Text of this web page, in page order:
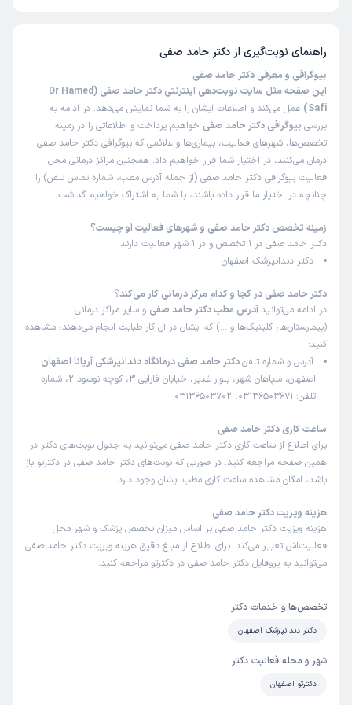
راهنمای نوبت‌گیری از دکتر حامد صفی
بیوگرافی و معرفی دکتر حامد صفی
این صفحه مثل سایت نوبت‌دهی اینترنتی دکتر حامد صفی (Dr Hamed
Safi)
عمل می‌کند و اطلاعات ایشان را به شما نمایش می‌دهد. در ادامه به
بررسی بیوگرافی دکتر حامد صفی خواهیم پرداخت و اطلاعاتی را در زمینه
تخصص‌ها، شهرهای فعالیت، بیماری‌ها و علائمی که بیوگرافی دکتر حامد صفی
درمان می‌کنند، در اختیار شما قرار خواهیم داد. همچنین مراکز درمانی محل
فعالیت بیوگرافی دکتر حامد صفی (از جمله آدرس مطب، شماره تماس تلفن) را
چنانچه در اختیار ما قرار داده باشند، با شما به اشتراک خواهیم گذاشت.
زمینه تخصص دکتر حامد صفی و شهرهای فعالیت او چیست؟
دکتر حامد صفی در 1 تخصص و در 1 شهر فعالیت دارند:
دکتر دندانپزشک اصفهان
دکتر حامد صفی در کجا و کدام مرکز درمانی کار می‌کند؟
در ادامه می‌توانید آدرس مطب دکتر حامد صفی و سایر مراکز درمانی
(بیمارستان‌ها، کلینیک‌ها و …) که ایشان در آن کار طبابت انجام می‌دهند، مشاهده
کنید:
آدرس و شماره تلفندکتر حامد صفی درمانگاه دندانپزشکی آریانا اصفهان
اصفهان، سپاهان شهر، بلوار غدیر، خیابان فارابی 3، کوچه نوسود 2، شماره
تلفن: 03136503671، 03136503702
ساعت کاری دکتر حامد صفی
برای اطلاع از ساعت کاری دکتر حامد صفی می‌توانید به جدول نوبت‌های دکتر در
همین صفحه مراجعه کنید. در صورتی که نوبت‌های دکتر حامد صفی در دکترتو باز
باشد، امکان مشاهده ساعت کاری مطب ایشان وجود دارد.
هزینه ویزیت دکتر حامد صفی
هزینه ویزیت دکتر حامد صفی بر اساس میزان تخصص پزشک و شهر محل
فعالیت‌اش تغییر می‌کند. برای اطلاع از مبلغ دقیق هزینه ویزیت دکتر حامد صفی
می‌توانید به پروفایل دکتر حامد صفی در دکترتو مراجعه کنید.
تخصص‌ها و خدمات دکتر
دکتر دندانپزشک اصفهان
شهر و محله فعالیت دکتر
دکترتو اصفهان